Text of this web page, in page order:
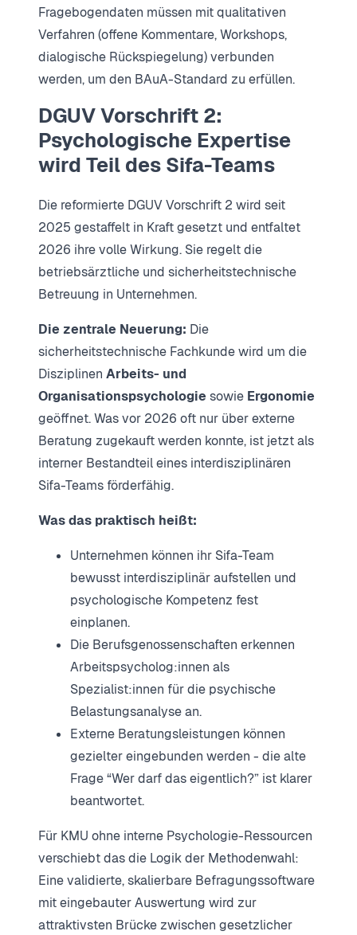
Fragebogendaten müssen mit qualitativen
Verfahren (offene Kommentare, Workshops,
dialogische Rückspiegelung) verbunden
werden, um den BAuA-Standard zu erfüllen.
DGUV Vorschrift 2:
Psychologische Expertise
wird Teil des Sifa-Teams
Die reformierte DGUV Vorschrift 2 wird seit
2025 gestaffelt in Kraft gesetzt und entfaltet
2026 ihre volle Wirkung. Sie regelt die
betriebsärztliche und sicherheitstechnische
Betreuung in Unternehmen.
Die zentrale Neuerung: Die
sicherheitstechnische Fachkunde wird um die
Disziplinen Arbeits- und
Organisationspsychologie sowie Ergonomie
geöffnet. Was vor 2026 oft nur über externe
Beratung zugekauft werden konnte, ist jetzt als
interner Bestandteil eines interdisziplinären
Sifa-Teams förderfähig.
Was das praktisch heißt:
Unternehmen können ihr Sifa-Team
bewusst interdisziplinär aufstellen und
psychologische Kompetenz fest
einplanen.
Die Berufsgenossenschaften erkennen
Arbeitspsycholog:innen als
Spezialist:innen für die psychische
Belastungsanalyse an.
Externe Beratungsleistungen können
gezielter eingebunden werden - die alte
Frage “Wer darf das eigentlich?” ist klarer
beantwortet.
Für KMU ohne interne Psychologie-Ressourcen
verschiebt das die Logik der Methodenwahl:
Eine validierte, skalierbare Befragungssoftware
mit eingebauter Auswertung wird zur
attraktivsten Brücke zwischen gesetzlicher